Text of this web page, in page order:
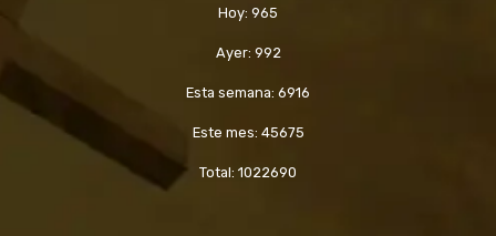
Hoy: 965
Ayer: 992
Esta semana: 6916
Este mes: 45675
Total: 1022690